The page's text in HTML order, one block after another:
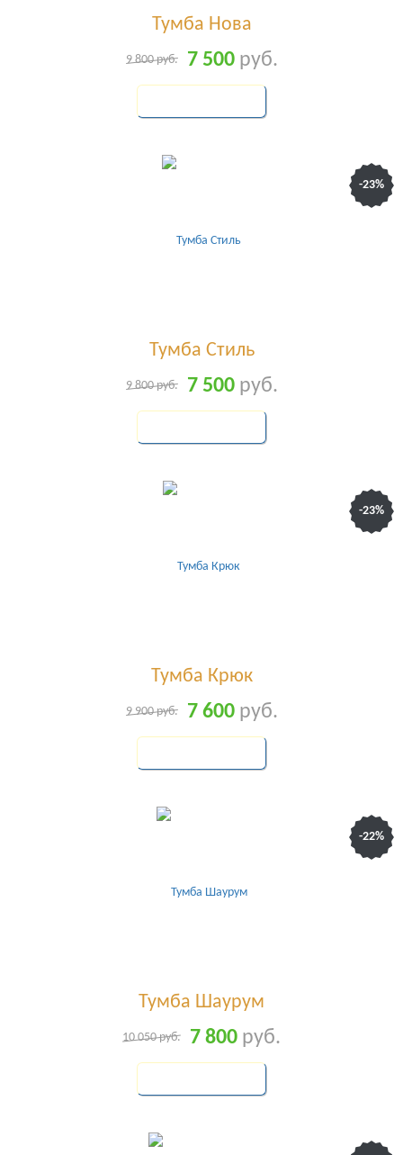
Тумба Нова
9 800руб. 7 500руб.
Тумба Стиль
9 800руб. 7 500руб.
-23%
Тумба Крюк
9 900руб. 7 600руб.
-23%
Тумба Шаурум
10 050руб. 7 800 руб.
-22%